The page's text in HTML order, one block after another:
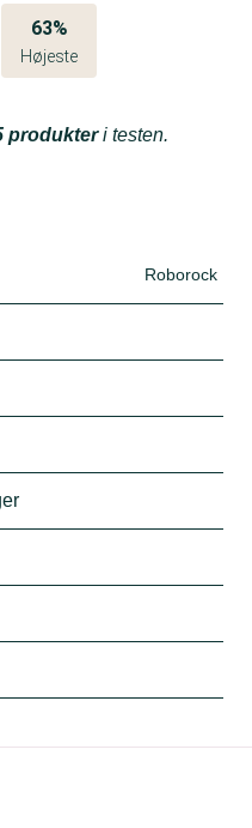
63%
Højeste
produkteri testen.
Roborock